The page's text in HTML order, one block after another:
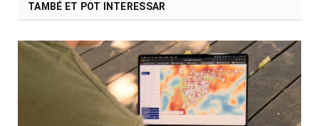
TAMBÉ ET POT INTERESSAR